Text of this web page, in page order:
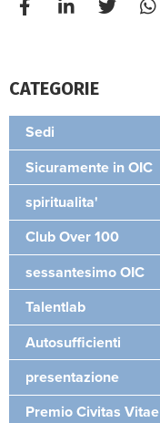
CATEGORIE
Sedi
Sicuramente in OIC
spiritualita'
Club Over 100
sessantesimo OIC
Talentlab
Autosufficienti
presentazione
Premio Civitas Vitae